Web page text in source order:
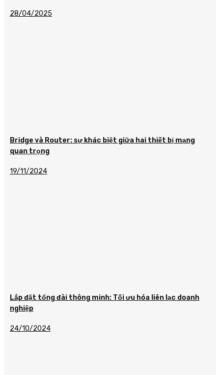
28/04/2025
Bridge và Router: sự khác biệt giữa hai thiết bị mạng
quan trọng
19/11/2024
Lắp đặt tổng đài thông minh: Tối ưu hóa liên lạc doanh
nghiệp
24/10/2024